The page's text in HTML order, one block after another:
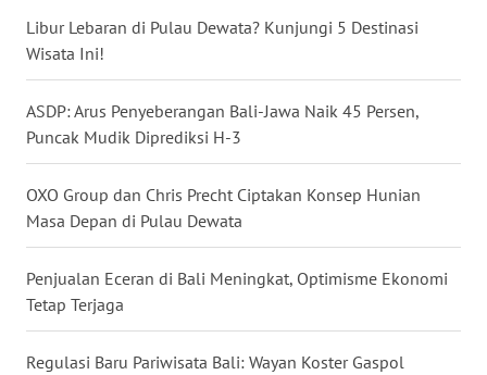
Libur Lebaran di Pulau Dewata? Kunjungi 5 Destinasi
Wisata Ini!
ASDP: Arus Penyeberangan Bali-Jawa Naik 45 Persen,
Puncak Mudik Diprediksi H-3
OXO Group dan Chris Precht Ciptakan Konsep Hunian
Masa Depan di Pulau Dewata
Penjualan Eceran di Bali Meningkat, Optimisme Ekonomi
Tetap Terjaga
Regulasi Baru Pariwisata Bali: Wayan Koster Gaspol
WN
MALUKU
WN
MALUT
WN
DAIRI
WN
DANAU
TOBA